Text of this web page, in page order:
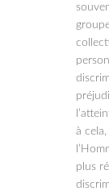
à
plus